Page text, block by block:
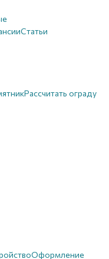
Статьи
Рассчитать ограду
Оформление